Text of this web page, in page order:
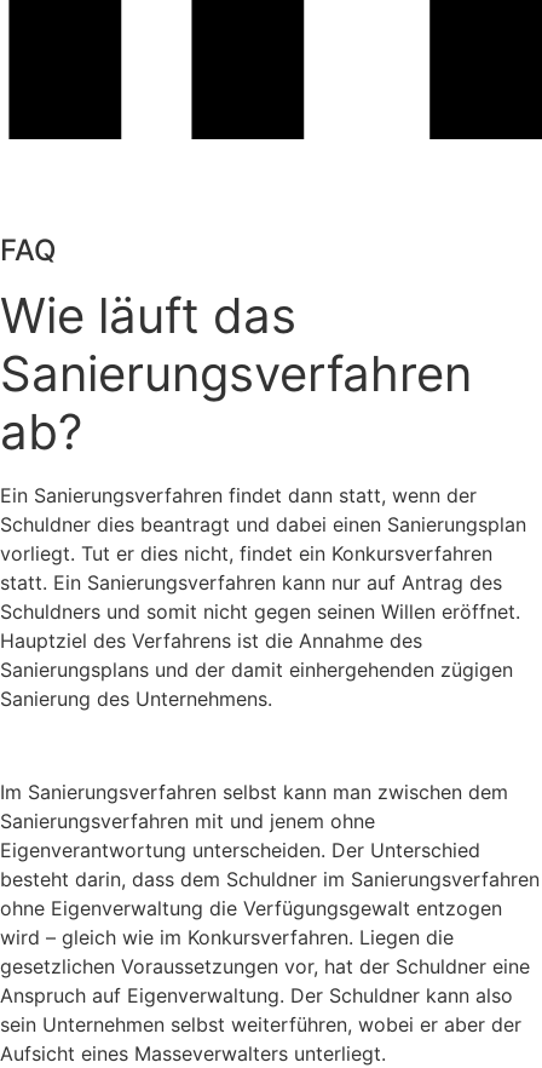
FAQ
Wie läuft das
Sanierungsverfahren
ab?
Ein Sanierungsverfahren findet dann statt, wenn der
Schuldner dies beantragt und dabei einen Sanierungsplan
vorliegt. Tut er dies nicht, findet ein Konkursverfahren
statt. Ein Sanierungsverfahren kann nur auf Antrag des
Schuldners und somit nicht gegen seinen Willen eröffnet.
Hauptziel des Verfahrens ist die Annahme des
Sanierungsplans und der damit einhergehenden zügigen
Sanierung des Unternehmens.
Im Sanierungsverfahren selbst kann man zwischen dem
Sanierungsverfahren mit und jenem ohne
Eigenverantwortung unterscheiden. Der Unterschied
besteht darin, dass dem Schuldner im Sanierungsverfahren
ohne Eigenverwaltung die Verfügungsgewalt entzogen
wird – gleich wie im Konkursverfahren. Liegen die
gesetzlichen Voraussetzungen vor, hat der Schuldner eine
Anspruch auf Eigenverwaltung. Der Schuldner kann also
sein Unternehmen selbst weiterführen, wobei er aber der
Aufsicht eines Masseverwalters unterliegt.